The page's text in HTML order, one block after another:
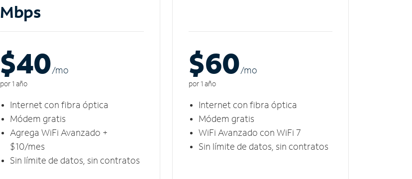
Mbps
$40/mo
por 1 año
Internet con fibra óptica
Módem gratis
Agrega WiFi Avanzado +
$10/mes
Sin límite de datos, sin contratos
$60/mo
por 1 año
Internet con fibra óptica
Módem gratis
WiFi Avanzado con WiFi 7
Sin límite de datos, sin contratos